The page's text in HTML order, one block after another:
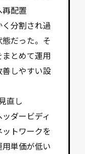
配置
分割され過
だった。そ
とめて運用
しやすい設
直し
ダービディ
トワークを
単価が低い